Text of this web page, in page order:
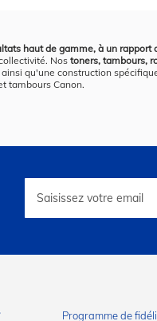
haut de gamme, à un rapport
Nostoners, tambours,
qu'une construction
tambours Canon.
lettre
Programme de